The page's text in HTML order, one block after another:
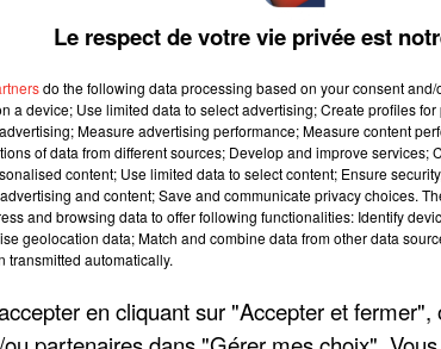
Le respect de votre vie privée est
do the following data processing based on your consent
a device; Use limited data to select advertising; Create profiles
Measure advertising performance; Measure content
of data from different sources; Develop and improve services;
content; Use limited data to select content; Ensure
and content; Save and communicate privacy choices.
and browsing data to offer following functionalities: Identify
geolocation data; Match and combine data from other data
transmitted automatically.
en cliquant sur "Accepter et